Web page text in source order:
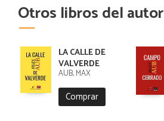
Otros libros del autor
LA CALLE DE
VALVERDE
AUB, MAX
Comprar